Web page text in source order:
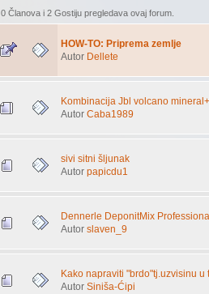
0 Članova i 2 Gostiju pregledava ovaj forum.
HOW-TO: Priprema zemlje
Autor Dellete
Kombinacija Jbl volcano
AutorCaba1989
sivi sitni šljunak
Autorpapicdu1
Dennerle DeponitMix
Autorslaven_9
Kako napraviti "brdo"tj.uzvisinu u
AutorSiniša-Ćipi